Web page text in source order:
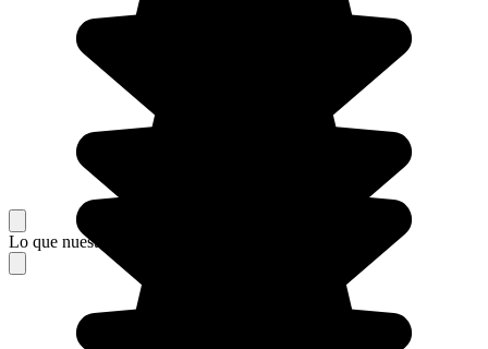
Lo que nuestros viajeros piensan de su estancia